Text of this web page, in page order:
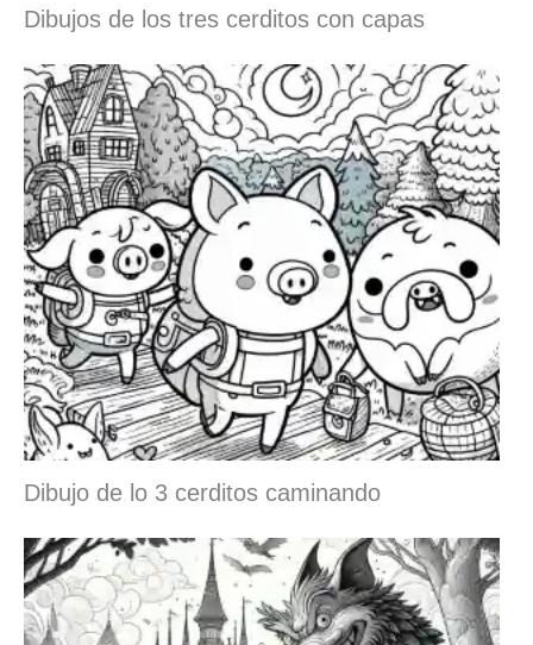
Dibujos de los tres cerditos con capas
Dibujo de lo 3 cerditos caminando